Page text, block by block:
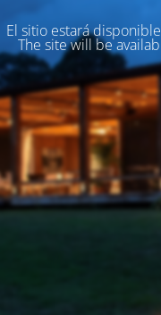
El sitio estará
The site will be